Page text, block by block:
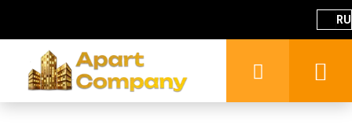
RU